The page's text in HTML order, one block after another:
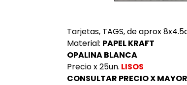
Tarjetas, TAGS, de aprox
Material: PAPEL KRAFT
OPALINA BLANCA
Precio x 25un. LISOS
CONSULTAR PRECIO X